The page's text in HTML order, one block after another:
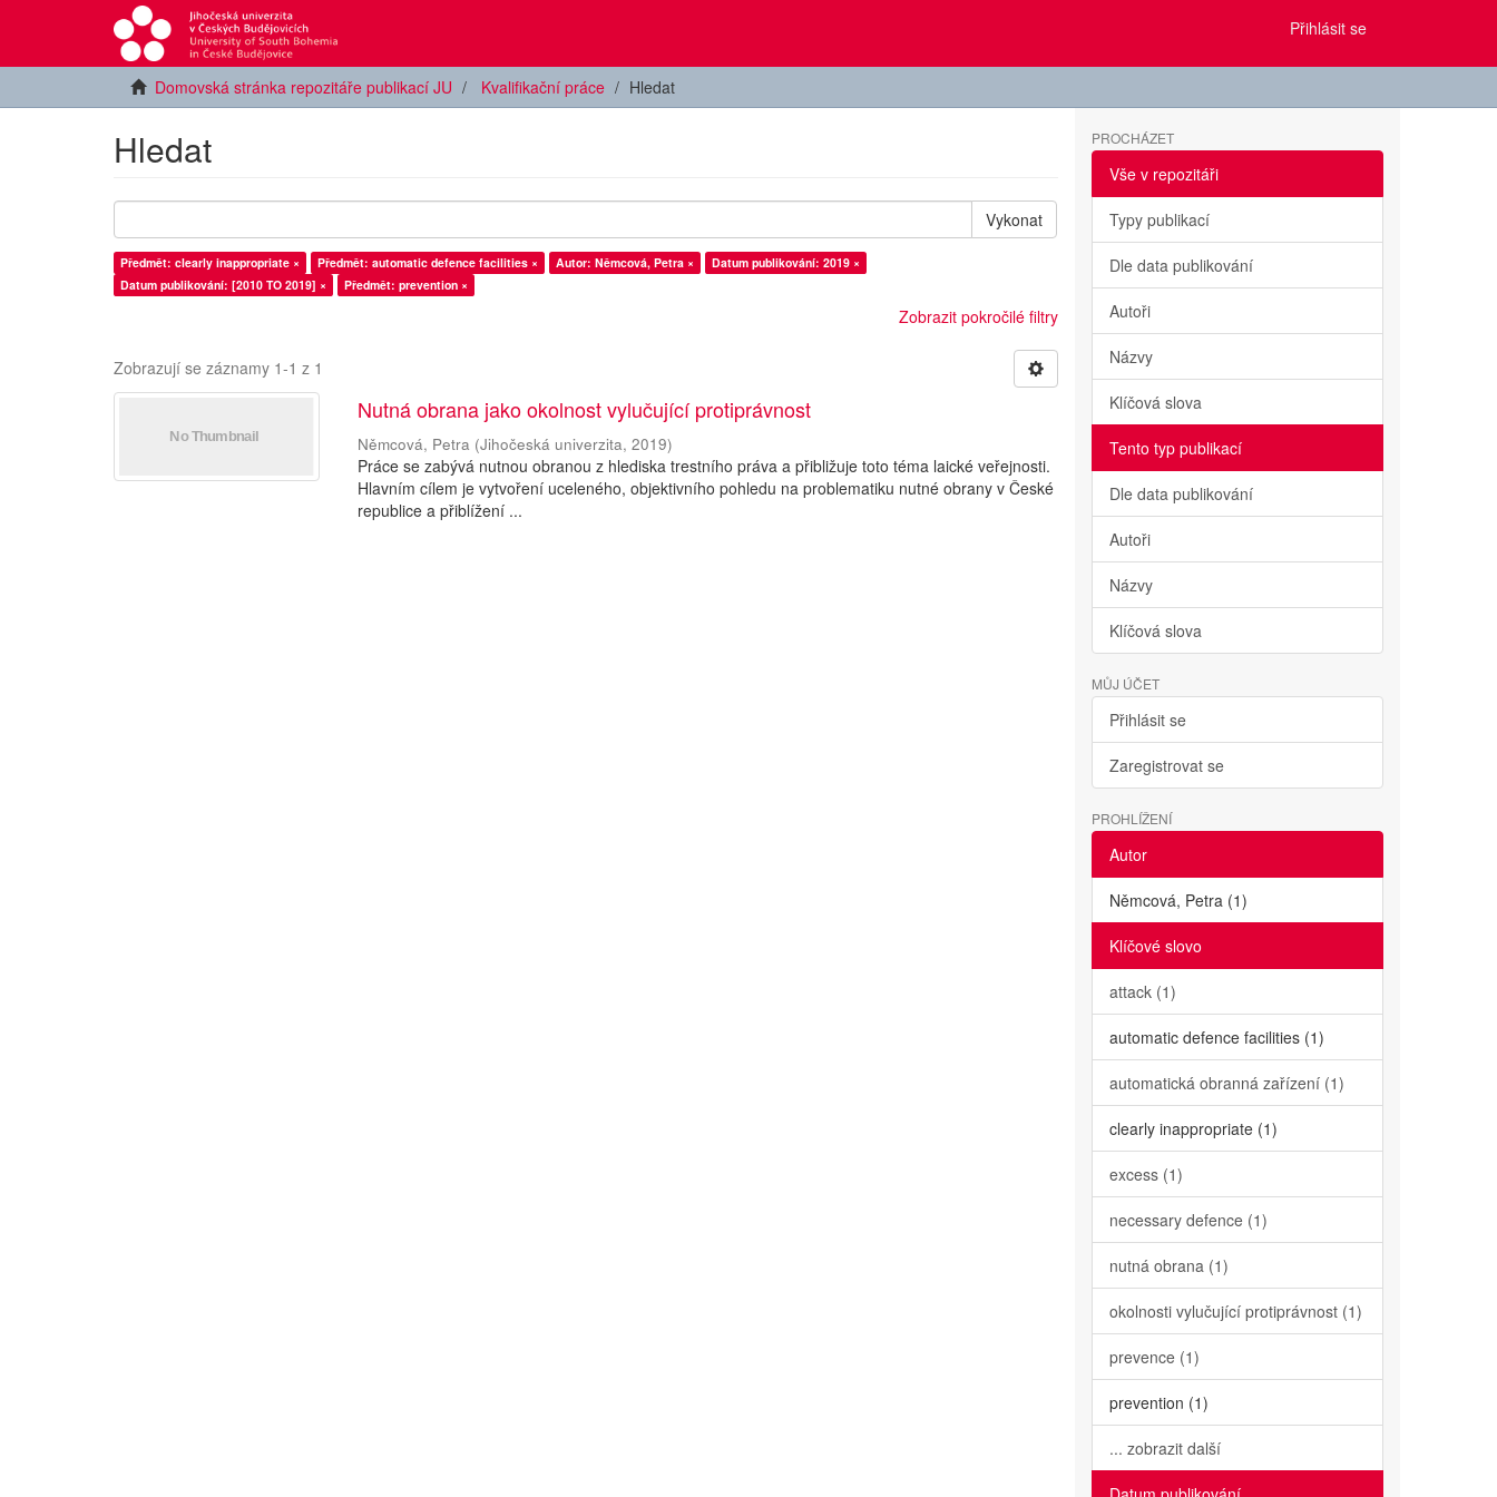
Přihlásit se
Domovská stránka repozitáře publikací JU Kvalifikační práce Hledat
Hledat
Vykonat
Předmět: clearly inappropriate × Předmět: automatic defence facilities × Autor: Němcová, Petra ×
Datum publikování: 2019 ×
Datum publikování: [2010 TO 2019] ×
Předmět: prevention ×
Zobrazit pokročilé filtry
Zobrazují se záznamy 1-1 z 1
Nutná obrana jako okolnost vylučující protiprávnost
Němcová, Petra (Jihočeská univerzita,2019)
Práce se zabývá nutnou obranou z hlediska trestního práva a přibližuje toto téma laické veřejnosti.
Hlavním cílem je vytvoření uceleného, objektivního pohledu na problematiku nutné obrany v České
republice a přiblížení ...
PROCHÁZET
Vše v repozitáři
Typy publikací
Dle data publikování
Autoři
Názvy
Klíčová slova
Tento typ publikací
Dle data publikování
Autoři
Názvy
Klíčová slova
MŮJ ÚČET
Přihlásit se
Zaregistrovat se
PROHLÍŽENÍ
Autor
Němcová, Petra (1)
Klíčové slovo
attack (1)
automatic defence facilities (1)
automatická obranná zařízení (1)
clearly inappropriate (1)
excess (1)
necessary defence (1)
nutná obrana (1)
okolnosti vylučující protiprávnost (1)
prevence (1)
prevention (1)
... zobrazit další